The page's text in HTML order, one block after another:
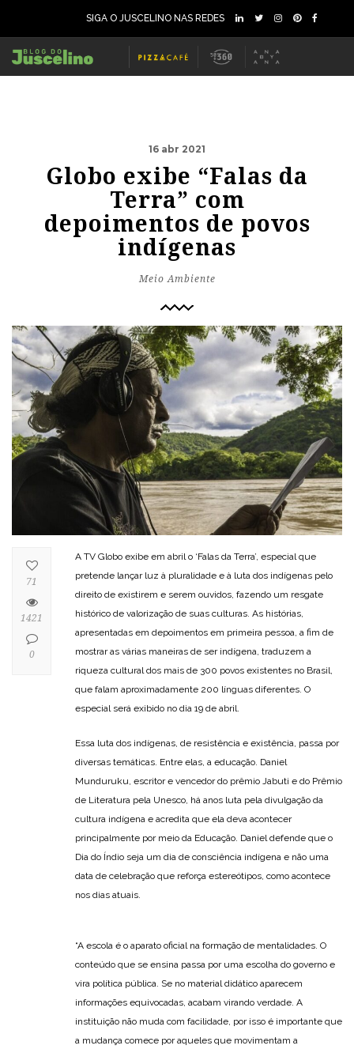
SIGA O JUSCELINO NAS REDES
16 abr 2021
Globo exibe “Falas da
Terra” com
depoimentos de povos
indígenas
Meio Ambiente
A TV Globo exibe em abril o ‘Falas da Terra’, especial que
pretende lançar luz à pluralidade e à luta dos indígenas pelo
direito de existirem e serem ouvidos, fazendo um resgate
histórico de valorização de suas culturas. As histórias,
apresentadas em depoimentos em primeira pessoa, a fim de
mostrar as várias maneiras de ser indígena, traduzem a
riqueza cultural dos mais de 300 povos existentes no Brasil,
que falam aproximadamente 200 línguas diferentes. O
especial será exibido no dia 19 de abril.
Essa luta dos indígenas, de resistência e existência, passa por
diversas temáticas. Entre elas, a educação. Daniel
Munduruku, escritor e vencedor do prêmio Jabuti e do Prêmio
de Literatura pela Unesco, há anos luta pela divulgação da
cultura indígena e acredita que ela deva acontecer
principalmente por meio da Educação. Daniel defende que o
Dia do Índio seja um dia de consciência indígena e não uma
data de celebração que reforça estereótipos, como acontece
nos dias atuais.
“A escola é o aparato oficial na formação de mentalidades. O
conteúdo que se ensina passa por uma escolha do governo e
vira política pública. Se no material didático aparecem
informações equivocadas, acabam virando verdade. A
instituição não muda com facilidade, por isso é importante que
a mudança comece por aqueles que movimentam a
71
1421
0